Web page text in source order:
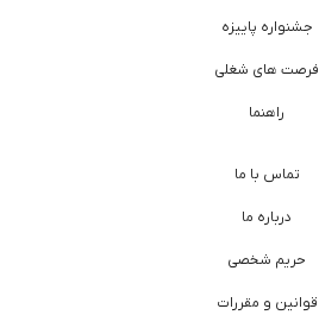
جشنواره پاییزه
فرصت های شغلی
راهنما
تماس با ما
درباره ما
حریم شخصی
قوانین و مقررات